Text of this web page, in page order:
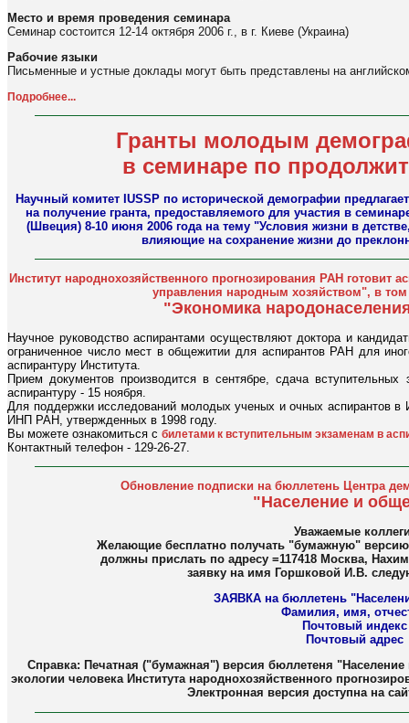
Место и время проведения семинара
Семинар состоится 12-14 октября 2006 г., в г. Киеве (Украина)
Рабочие языки
Письменные и устные доклады могут быть представлены на
Подробнее...
Гранты молодым
в семинаре по
Научный комитет IUSSP по исторической демографии
на получение гранта, предоставляемого для участия в
(Швеция) 8-10 июня 2006 года на тему "Условия жизни в
влияющие на сохранение жизни до
Институт народнохозяйственного прогнозирования РАН готовит
управления народным хозяйством", в том
"Экономика
Научное руководство аспирантами осуществляют доктора и
ограниченное число мест в общежитии для аспирантов РАН для
аспирантуру Института.
Прием документов производится в сентябре, сдача
аспирантуру - 15 ноября.
Для поддержки исследований молодых ученых и очных аспирантов
ИНП РАН, утвержденных в 1998 году.
Вы можете ознакомиться с билетами к вступительным экзаменам в
Контактный телефон - 129-26-27.
Обновление подписки на бюллетень Центра
"Население и
Уважаемые
Желающие бесплатно получать "бумажную"
должны прислать по адресу =117418 Москва,
заявку на имя Горшковой И.В.
ЗАЯВКА на бюллетень
Фамилия, имя,
Почтовый индекс
Почтовый адрес
Справка: Печатная ("бумажная") версия бюллетеня
экологии человека Института народнохозяйственного
Электронная версия доступна на